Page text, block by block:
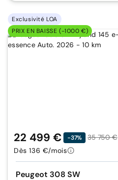
Exclusivité LOA
PRIX EN BAISSE (-1000 €)
Peugeot 308 SW
22 499 € -37%
35 750 €
Dès 136 €/mois